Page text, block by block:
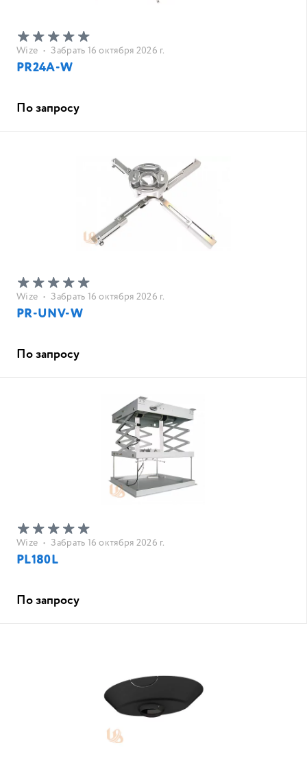
Wize • Забрать 16 октября 2026 г.
PR24A-W
По запросу
Wize • Забрать 16 октября 2026 г.
PR-UNV-W
По запросу
Wize • Забрать 16 октября 2026 г.
PL180L
По запросу